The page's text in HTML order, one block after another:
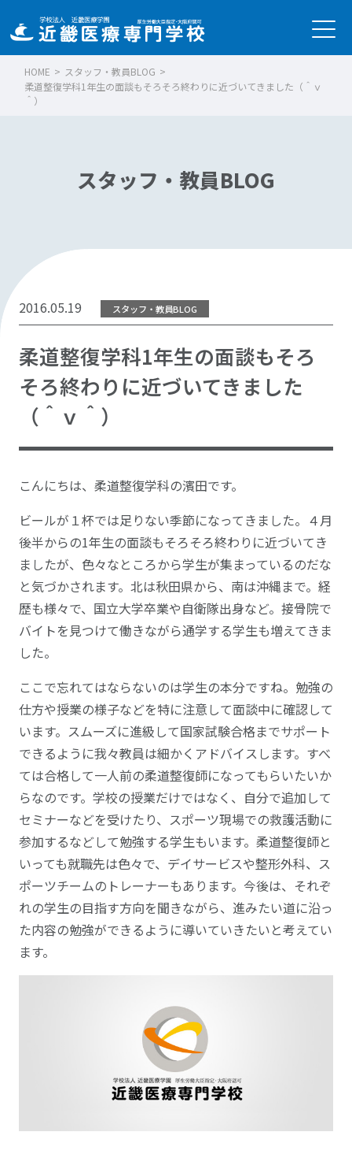
HOME > スタッフ・教員BLOG >
柔道整復学科1年生の面談もそろそろ終わりに近づいてきました（＾ｖ
＾）
スタッフ・教員BLOG
2016.05.19 スタッフ・教員BLOG
柔道整復学科1年生の面談もそろ
そろ終わりに近づいてきました
（＾ｖ＾）
こんにちは、柔道整復学科の濱田です。
ビールが１杯では足りない季節になってきました。４月
後半からの1年生の面談もそろそろ終わりに近づいてき
ましたが、色々なところから学生が集まっているのだな
と気づかされます。北は秋田県から、南は沖縄まで。経
歴も様々で、国立大学卒業や自衛隊出身など。接骨院で
バイトを見つけて働きながら通学する学生も増えてきま
した。
ここで忘れてはならないのは学生の本分ですね。勉強の
仕方や授業の様子などを特に注意して面談中に確認して
います。スムーズに進級して国家試験合格までサポート
できるように我々教員は細かくアドバイスします。すべ
ては合格して一人前の柔道整復師になってもらいたいか
らなのです。学校の授業だけではなく、自分で追加して
セミナーなどを受けたり、スポーツ現場での救護活動に
参加するなどして勉強する学生もいます。柔道整復師と
いっても就職先は色々で、デイサービスや整形外科、ス
ポーツチームのトレーナーもあります。今後は、それぞ
れの学生の目指す方向を聞きながら、進みたい道に沿っ
た内容の勉強ができるように導いていきたいと考えてい
ます。